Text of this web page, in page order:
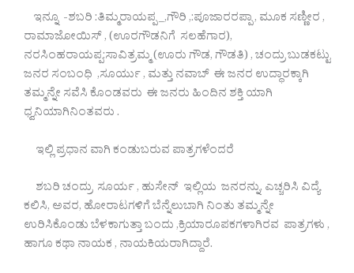
ಇನ್ನೂ -ಶಬರಿ :ತಿಮ್ಮರಾಯಪ್ಪ _,ಗೌರಿ ,:ಪೂಜಾರರಪ್ಪಾ , ಮೂಕ ಸಣ್ಣೀರ ,
ರಾಮಾಜೋಯಿಸ್ , (ಊರಗೌಡನಿಗೆ ಸಲಹೆಗಾರ),
ನರಸಿಂಹರಾಯಪ್ಪ:ಸಾವಿತ್ರಮ್ಮ (ಊರು ಗೌಡ, ಗೌಡತಿ) , ಚಂದ್ರು ಬುಡಕಟ್ಟು
ಜನರ ಸಂಬಂಧಿ ,ಸೂರ್ಯು , ಮತ್ತು ನವಾಬ್ ಈ ಜನರ ಉದ್ಧಾರಕ್ಕಾಗಿ
ತಮ್ಮನ್ನೇ ಸವೆಸಿ ಕೊಂಡವರು ಈ ಜನರು ಹಿಂದಿನ ಶಕ್ತಿ ಯಾಗಿ
ಧ್ವನಿಯಾಗಿನಿಂತವರು .
ಇಲ್ಲಿ ಪ್ರಧಾನ ವಾಗಿ ಕಂಡುಬರುವ ಪಾತ್ರಗಳೆಂದರೆ
ಶಬರಿ ಚಂದ್ರು ಸೂರ್ಯ , ಹುಸೇನ್ ಇಲ್ಲಿಯ ಜನರನ್ನು, ಎಚ್ಚರಿಸಿ ವಿದ್ಯೆ
ಕಲಿಸಿ, ಅವರ, ಹೋರಾಟಗಳಿಗೆ ಬೆನ್ನೆಲುಬಾಗಿ ನಿಂತು ತಮ್ಮನ್ನೇ
ಉರಿಸಿಕೊಂಡು ಬೆಳಕಾಗುತ್ತಾ ಬಂದು ,ಕ್ರಿಯಾರೂಪಕಗಳಾಗಿರವ ಪಾತ್ರಗಳು ,
ಹಾಗೂ ಕಥಾ ನಾಯಕ , ನಾಯಕಿಯರಾಗಿದ್ದಾರೆ.